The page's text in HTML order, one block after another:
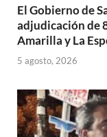
El Gobierno de
adjudicación de
Amarilla y La
5 agosto, 2026